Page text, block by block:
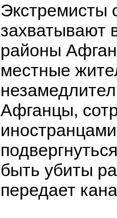
Экстремисты
захватывают
районы
местные
Афганцы,
быть убиты
передает